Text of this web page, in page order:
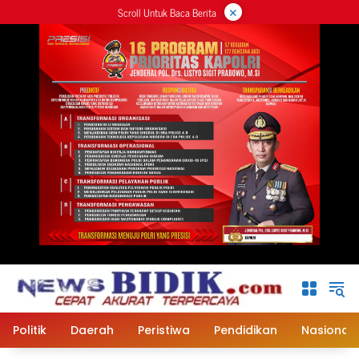
ke
Scroll Untuk Baca Berita ×
Politik Daerah Peristiwa Pendidikan Nasional